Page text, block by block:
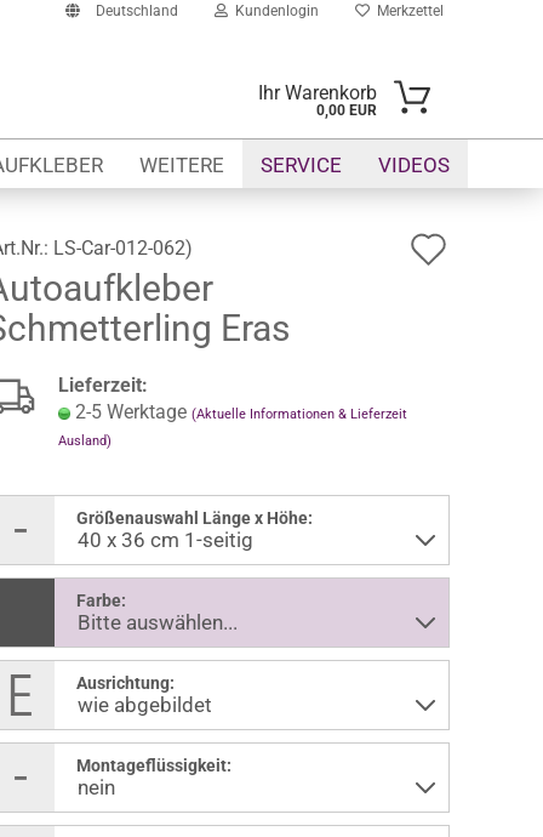
Deutschland Kundenlogin
Mail
erstellen
Merkzettel
Ihr Warenkorb
0,00 EUR
SERVICE VIDEOS
WEITERE
LS-Car-012-062)
Eras
Lieferzeit:
2-5 Werktage (Aktuelle Informationen & Lieferzeit
Ausland)
Größenauswahl Länge x Höhe:
Farbe:
Ausrichtung:
Montageflüssigkeit: